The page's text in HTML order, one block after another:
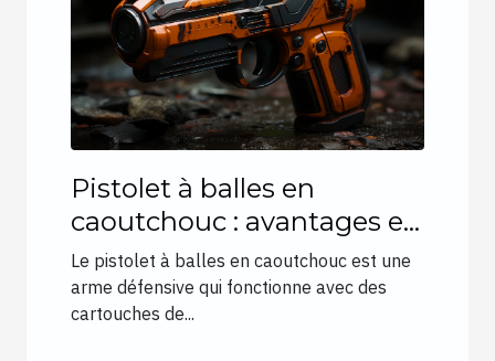
Pistolet à balles en
caoutchouc : avantages et
différents types
Le pistolet à balles en caoutchouc est une
arme défensive qui fonctionne avec des
cartouches de...